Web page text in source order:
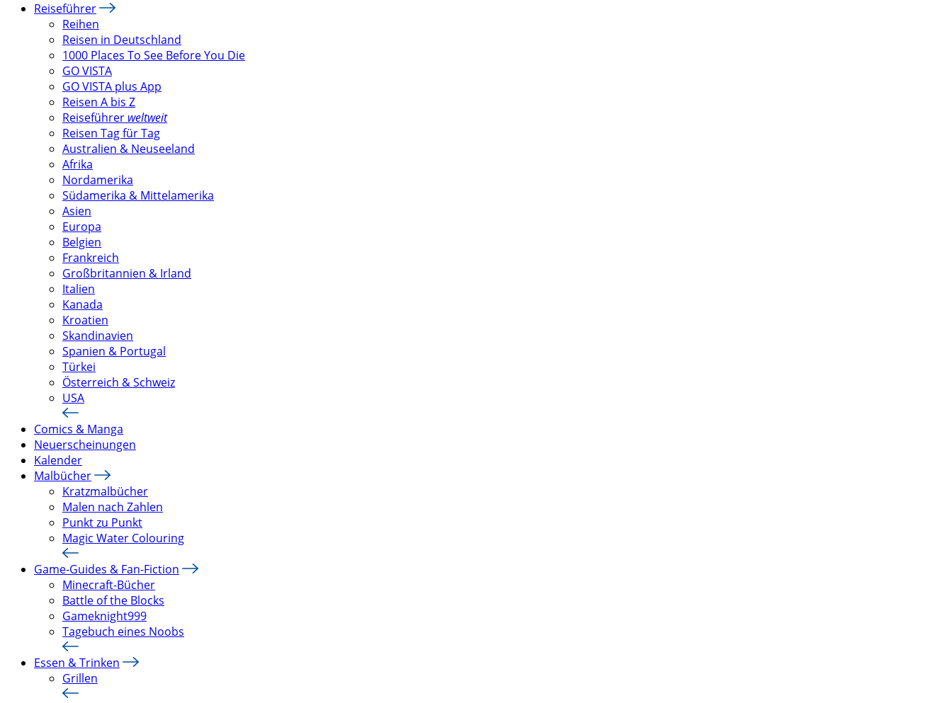
Reiseführer
Reihen
Reisen in Deutschland
1000 Places To See Before You Die
GO VISTA
GO VISTA plus App
Reisen A bis Z
Reiseführer weltweit
Reisen Tag für Tag
Australien & Neuseeland
Afrika
Nordamerika
Südamerika & Mittelamerika
Asien
Europa
Belgien
Frankreich
Großbritannien & Irland
Italien
Kanada
Kroatien
Skandinavien
Spanien & Portugal
Türkei
Österreich & Schweiz
USA
Comics & Manga
Neuerscheinungen
Kalender
Malbücher
Kratzmalbücher
Malen nach Zahlen
Punkt zu Punkt
Magic Water Colouring
Game-Guides & Fan-Fiction
Minecraft-Bücher
Battle of the Blocks
Gameknight999
Tagebuch eines Noobs
Essen & Trinken
Grillen